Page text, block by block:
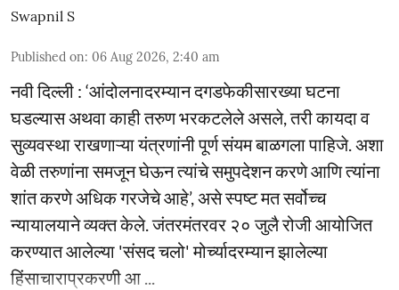
Swapnil S
Published on: 06 Aug 2026, 2:40 am
नवी दिल्ली : ‘आंदोलनादरम्यान दगडफेकीसारख्या घटना
घडल्यास अथवा काही तरुण भरकटलेले असले, तरी कायदा व
सुव्यवस्था राखणाऱ्या यंत्रणांनी पूर्ण संयम बाळगला पाहिजे. अशा
वेळी तरुणांना समजून घेऊन त्यांचे समुपदेशन करणे आणि त्यांना
शांत करणे अधिक गरजेचे आहे’, असे स्पष्ट मत सर्वोच्च
न्यायालयाने व्यक्त केले. जंतरमंतरवर २० जुलै रोजी आयोजित
करण्यात आलेल्या 'संसद चलो' मोर्च्यादरम्यान झालेल्या
हिंसाचाराप्रकरणी आ ...